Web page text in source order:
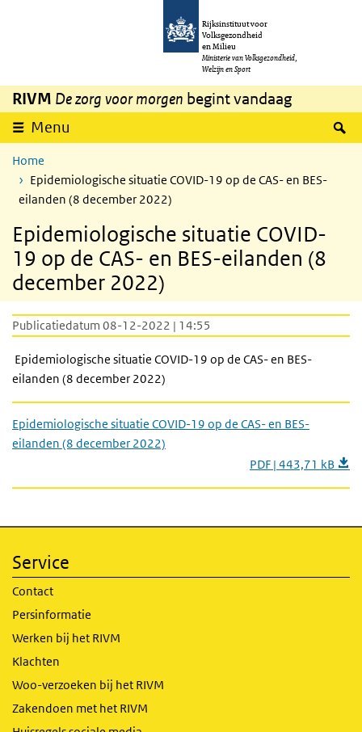
Overslaan en naar de inhoud gaan
Rijksinstituut voor
Volksgezondheid
en Milieu
Ministerie van Volksgezondheid,
Welzijn en Sport
RIVM De zorg voor morgen begint vandaag
Menu
Home
Epidemiologische situatie COVID-19 op de CAS- en BES-
eilanden (8 december 2022)
Epidemiologische situatie COVID-
19 op de CAS- en BES-eilanden (8
december 2022)
Publicatiedatum 08-12-2022 | 14:55
Epidemiologische situatie COVID-19 op de CAS- en BES-
eilanden (8 december 2022)
Epidemiologische situatie COVID-19 op de CAS- en BES-
eilanden (8 december 2022)
PDF | 443,71 kB
Service
Contact
Persinformatie
Werken bij het RIVM
Klachten
Woo-verzoeken bij het RIVM
Zakendoen met het RIVM